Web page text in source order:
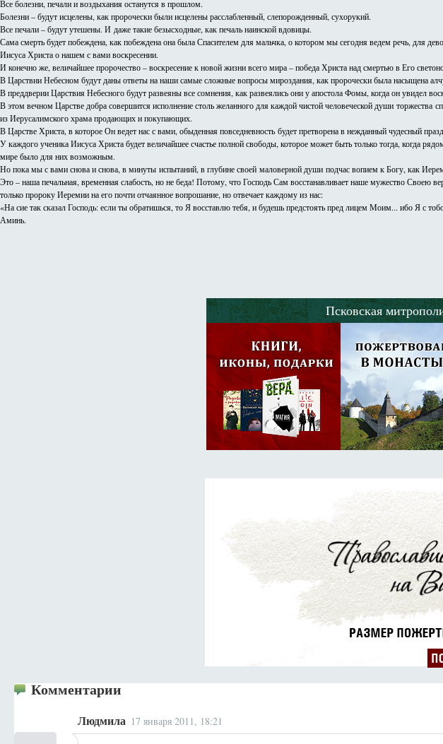
Все болезни, печали и воздыхания останутся в прошлом.
Болезни – будут исцелены, как пророчески были исцелены расслабленный, слепорожденный, сухорукий.
Все печали – будут утешены. И даже такие безысходные, как печаль наинской вдовицы.
Сама смерть будет побеждена, как побеждена она была Спасителем для мальчка, о котором мы сегодня ведем речь, для
Иисуса Христа о нашем с вами воскресении.
И конечно же, величайшее пророчество – воскресение к новой жизни всего мира – победа Христа над смертью в Его
В Царствии Небесном будут даны ответы на наши самые сложные вопросы мироздания, как пророчески была насыщена
В преддверии Царствия Небесного будут развеяны все сомнения, как развеялись они у апостола Фомы, когда он увидел
В этом вечном Царстве добра совершится исполнение столь желанного для каждой чистой человеческой души
из Иерусалимского храма продающих и покупающих.
В Царстве Христа, в которое Он ведет нас с вами, обыденная повседневность будет претворена в нежданный чудесный
У каждого ученика Иисуса Христа будет величайшее счастье полной свободы, которое может быть только тогда, когда
мире было для них возможным.
Но пока мы с вами снова и снова, в минуты испытаний, в глубине своей маловерной души подчас вопием к Богу, как
Это – наша печальная, временная слабость, но не беда! Потому, что Господь Сам восстанавливает наше мужество
только пророку Иеремии на его почти отчаянное вопрошание, но отвечает каждому из нас:
«На сие так сказал Господь: если ты обратишься, то Я восставлю тебя, и будешь предстоять пред лицем Моим... ибо Я с
Аминь.
Псковская
Комментарии
Людмила 17 января 2011, 18:21